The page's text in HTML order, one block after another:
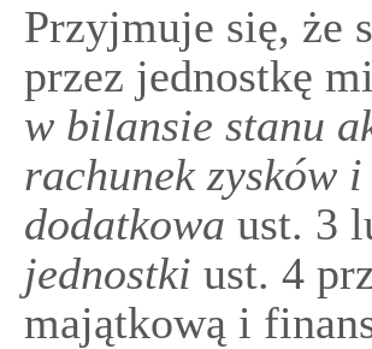
Przyjmuje się, że
przez jednostkę
w bilansie stanu
rachunek zysków
dodatkowa ust. 3
jednostki ust. 4
majątkową i